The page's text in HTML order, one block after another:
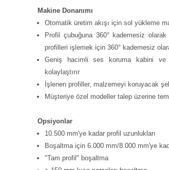
Makine Donanımı
Otomatik üretim akışı için sol yükleme
Profil çubuğuna 360° kademesiz
profilleri işlemek için 360° kademesiz
Geniş hacimli ses koruma kabini ve
kolaylaştırır
İşlenen profiller, malzemeyi koruyacak
Müşteriye özel modeller talep üzerine
Opsiyonlar
10.500 mm'ye kadar profil uzunlukları
Boşaltma için 6.000 mm/8.000 mm'ye
"Tam profil" boşaltma